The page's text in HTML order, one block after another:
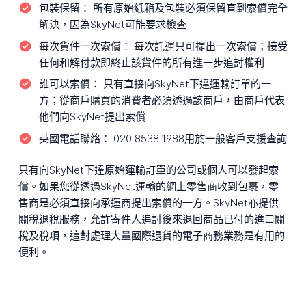
包裝保留： 所有原始紙箱及包裝必須保留直到索償完全
解決，因為SkyNet可能要求檢查
每次貨件一次索償： 每次託運只可提出一次索償；接受
任何和解付款即終止該貨件的所有進一步追討權利
誰可以索償：
只有直接向SkyNet下達運輸訂單的一
方；從商戶購買的消費者必須透過該商戶，由商戶代表
他們向SkyNet提出索償
英國電話聯絡： 020 8538 1988用於一般客戶支援查詢
只有向SkyNet下達原始運輸訂單的公司或個人可以發起索
償。如果您從透過SkyNet運輸的網上零售商收到包裹，零
售商是必須直接向承運商提出索償的一方。SkyNet亦提供
關稅退稅服務，允許寄件人追討後來退回商品已付的進口關
稅及稅項，這對處理大量國際退貨的電子商務業務是有用的
便利。